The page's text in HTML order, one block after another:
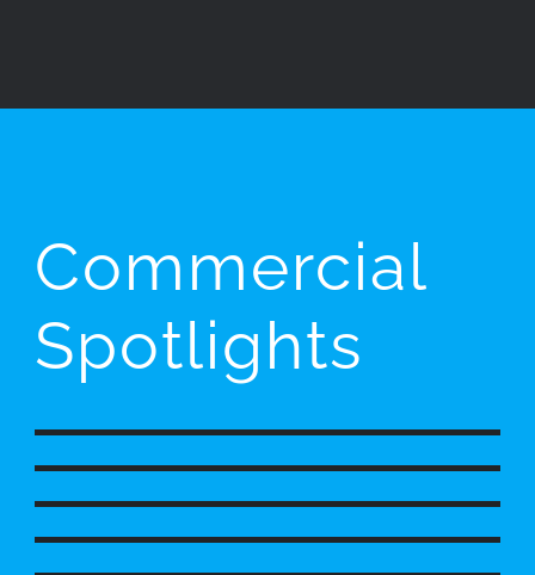
Commercial
Spotlights
Betten Meyer
Unser Haus Wolfsburg
Point Bicycles
Merzenich